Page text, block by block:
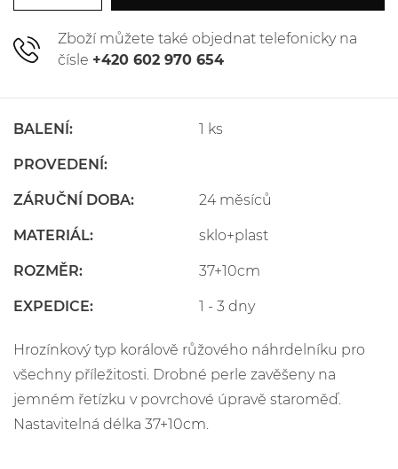
Zboží můžete také objednat telefonicky na
čísle +420 602 970 654
BALENÍ: 1 ks
PROVEDENÍ:
ZÁRUČNÍ DOBA: 24 měsíců
MATERIÁL: sklo+plast
ROZMĚR: 37+10cm
EXPEDICE: 1 - 3 dny
Hrozínkový typ korálově růžového náhrdelníku pro
všechny příležitosti. Drobné perle zavěšeny na
jemném řetízku v povrchové úpravě staroměď.
Nastavitelná délka 37+10cm.